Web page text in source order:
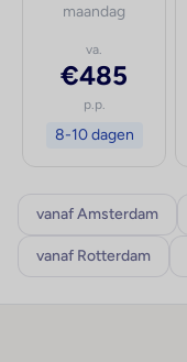
maandag
va.
€485
p.p.
8-10 dagen
vanaf Amsterdam
vanaf Rotterdam